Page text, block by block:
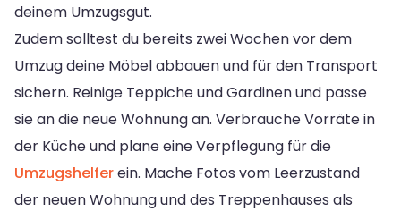
deinem Umzugsgut.
Zudem solltest du bereits zwei Wochen vor dem
Umzug deine Möbel abbauen und für den Transport
sichern. Reinige Teppiche und Gardinen und passe
sie an die neue Wohnung an. Verbrauche Vorräte in
der Küche und plane eine Verpflegung für die
Umzugshelferein. Mache Fotos vom Leerzustand
der neuen Wohnung und des Treppenhauses als